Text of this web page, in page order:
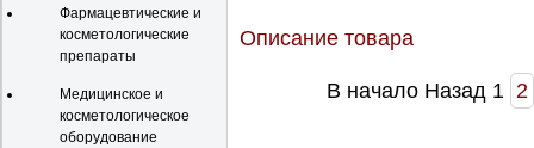
Фармацевтические и
косметологические
препараты
Медицинское и
косметологическое
оборудование
Описание товара
В начало Назад 1 2